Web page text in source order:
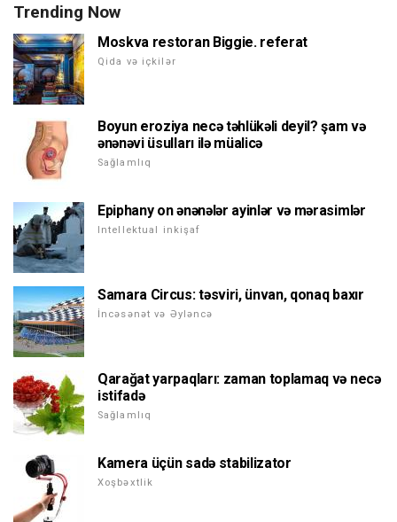
Trending Now
Moskva restoran Biggie. referat
Qida və içkilər
Boyun eroziya necə təhlükəli deyil? şam və
ənənəvi üsulları ilə müalicə
Sağlamlıq
Epiphany on ənənələr ayinlər və mərasimlər
Intellektual inkişaf
Samara Circus: təsviri, ünvan, qonaq baxır
İncəsənət və Əyləncə
Qarağat yarpaqları: zaman toplamaq və necə
istifadə
Sağlamlıq
Kamera üçün sadə stabilizator
Xoşbəxtlik